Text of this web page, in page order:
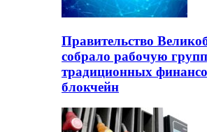
Правительство
собрало рабочую
традиционных
блокчейн